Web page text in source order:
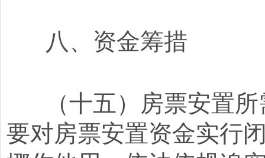
八、资金筹措
（十五）房票安置所
要对房票安置资金实行